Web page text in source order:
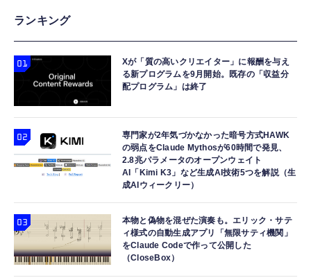
ランキング
Xが「質の高いクリエイター」に報酬を与え
る新プログラムを9月開始。既存の「収益分
配プログラム」は終了
専門家が2年気づかなかった暗号方式HAWK
の弱点をClaude Mythosが60時間で発見、
2.8兆パラメータのオープンウェイト
AI「Kimi K3」など生成AI技術5つを解説（生
成AIウィークリー）
本物と偽物を混ぜた演奏も。エリック・サテ
ィ様式の自動生成アプリ「無限サティ機関」
をClaude Codeで作って公開した
（CloseBox）